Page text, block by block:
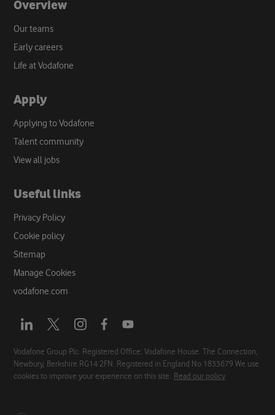
Overview
Our teams
Early careers
Life at Vodafone
Apply
Applying to Vodafone
Talent community
View all jobs
Useful links
Privacy Policy
Cookie policy
Sitemap
Manage Cookies
vodafone.com
Opens
new
tab
Opens
new
tab
Opens
new
tab
Opens
new
tab
Opens
new
tab
Vodafone Group Plc. Registered Office: Vodafone House. The Connection,
Newbury, Berkshire RG14 2FN. Registered in England No 1833679 We use
cookies to improve your experience on this site. Read our policy